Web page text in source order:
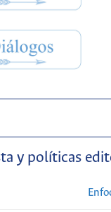
y políticas